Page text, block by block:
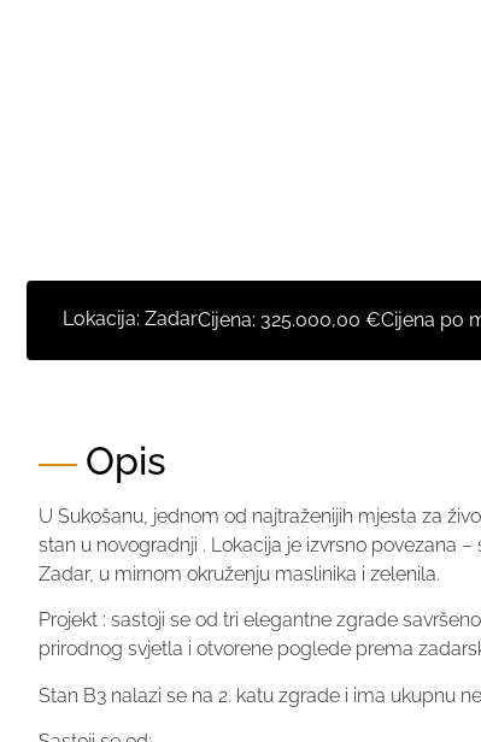
Lokacija: ZadarCijena: 325.000,00 €Cijena po
Opis
U Sukošanu, jednom od najtraženijih mjesta za
stan u novogradnji . Lokacija je izvrsno povezana
Zadar, u mirnom okruženju maslinika i zelenila.
Projekt : sastoji se od tri elegantne zgrade
prirodnog svjetla i otvorene poglede prema
Stan B3 nalazi se na 2. katu zgrade i ima ukupnu